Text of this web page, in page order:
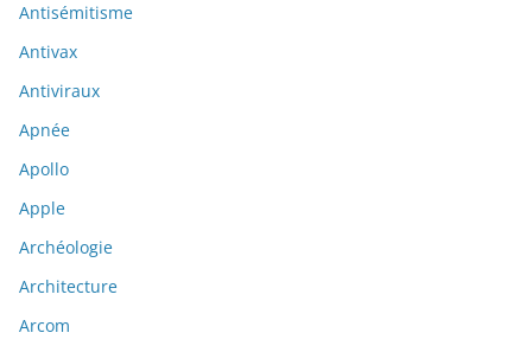
Antisémitisme
Antivax
Antiviraux
Apnée
Apollo
Apple
Archéologie
Architecture
Arcom